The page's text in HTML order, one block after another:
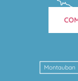
Montauban